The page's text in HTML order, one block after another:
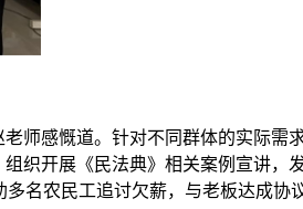
师感慨道。针对不同群体的实际需
织开展《民法典》相关案例宣讲，
名农民工追讨欠薪，与老板达成协